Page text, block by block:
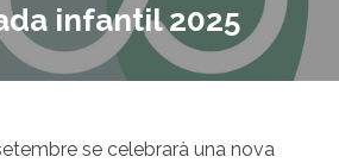
infantil 2025
se celebrarà una nova